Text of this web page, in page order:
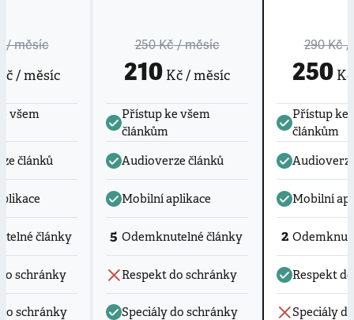
/ měsíc
/ měsíc
všem
článků
články
schránky
schránky
250 Kč/ měsíc
210 Kč / měsíc
Přístup ke všem
článkům
Audioverze článků
Mobilní aplikace
5 Odemknutelné články
Respekt do schránky
Speciály do schránky
290 Kč/
250Kč
Přístup ke
článkům
Mobilní
2
Respekt
Speciály